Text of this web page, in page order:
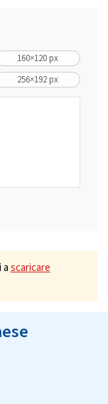
160×120 px
256×192 px
ascaricare